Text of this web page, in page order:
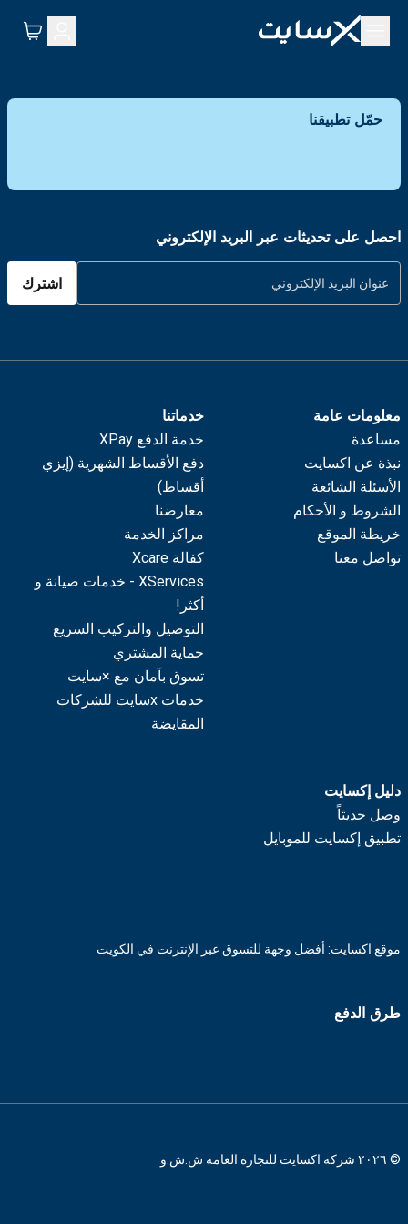
حمّل تطبيقنا
احصل على تحديثات عبر البريد الإلكتروني
اشترك
معلومات عامة
مساعدة
نبذة عن اكسايت
الأسئلة الشائعة
الشروط و الأحكام
خريطة الموقع
تواصل معنا
خدماتنا
خدمة الدفع XPay
دفع الأقساط الشهرية (إيزي
أقساط)
معارضنا
مراكز الخدمة
كفالة Xcare
XServices - خدمات صيانة و
أكثر!
التوصيل والتركيب السريع
حماية المشتري
تسوق بآمان مع ×سايت
خدمات xسايت للشركات
المقايضة
دليل إكسايت
وصل حديثاً
تطبيق إكسايت للموبايل
موقع اكسايت: أفضل وجهة للتسوق عبر الإنترنت في الكويت
طرق الدفع
© ٢٠٢٦ شركة اكسايت للتجارة العامة ش.ش.و